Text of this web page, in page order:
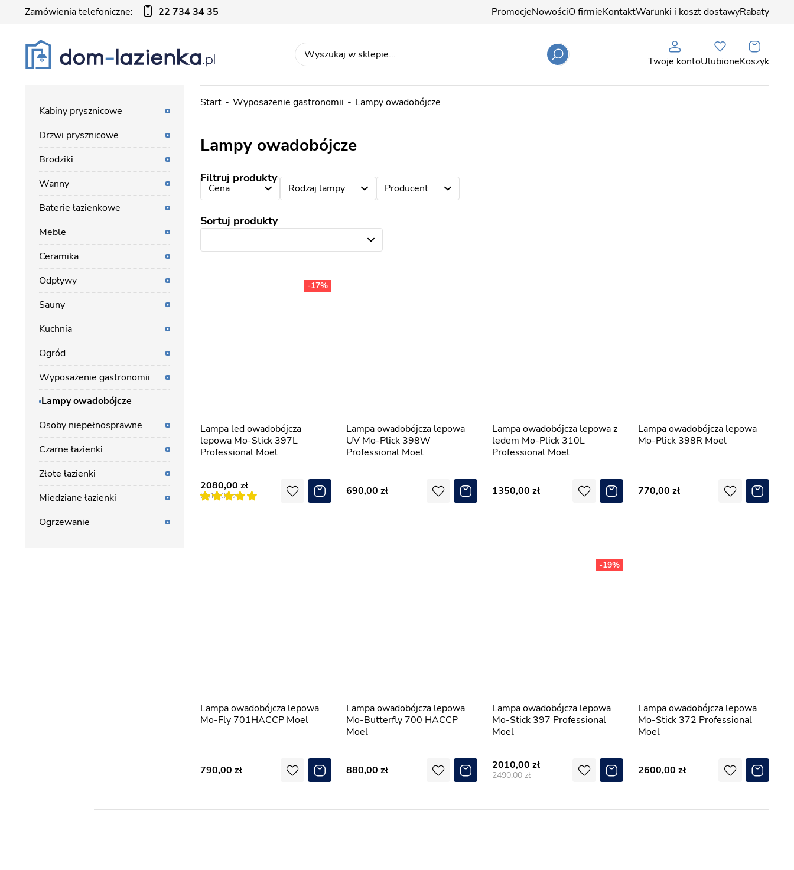
Zamówienia telefoniczne: 22 734 34 35 PromocjeNowościO firmieKontaktWarunki i koszt dostawyRabaty
Twoje kontoUlubioneKoszyk
Start Wyposażenie gastronomii Lampy owadobójcze
Lampy owadobójcze
Filtruj produkty
Cena Rodzaj lampy Producent
Sortuj produkty
Lampa led owadobójcza
lepowa Mo-Stick 397L
Professional Moel
2080,00
2510,00
-17%
Lampa owadobójcza lepowa
UV Mo-Plick 398W
Professional Moel
690,00
Lampa owadobójcza lepowa z
ledem Mo-Plick 310L
Professional Moel
1350,00
Lampa owadobójcza lepowa
Mo-Plick 398R Moel
770,00
Lampa owadobójcza lepowa
Mo-Fly 701HACCP Moel
790,00
Lampa owadobójcza lepowa
Mo-Butterfly 700 HACCP
Moel
880,00
Lampa owadobójcza lepowa
Mo-Stick 397 Professional
Moel
2010,00
2490,00
-19%
Lampa owadobójcza lepowa
Mo-Stick 372 Professional
Moel
2600,00
Kabiny prysznicowe
Drzwi prysznicowe
Brodziki
Wanny
Baterie łazienkowe
Meble
Ceramika
Odpływy
Sauny
Kuchnia
Ogród
Wyposażenie gastronomii
Lampy owadobójcze
Osoby niepełnosprawne
Czarne łazienki
Złote łazienki
Miedziane łazienki
Ogrzewanie